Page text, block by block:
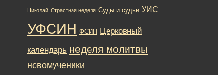
Николай Страстная неделя Суды и судьи УИС
УФСИН ФСИН Церковный
календарь неделя молитвы
новомученики